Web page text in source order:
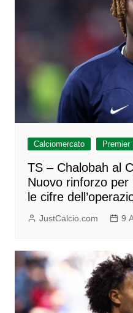
Calciomercato Premier
TS – Chalobah al
Nuovo rinforzo
le cifre
JustCalcio.com 9